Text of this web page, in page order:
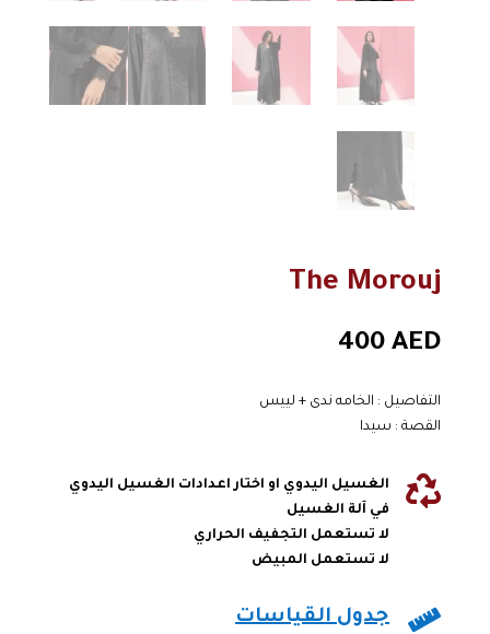
The Morouj
400AED
التفاصيل : الخامه ندى + لييس
القصة : سيدا

الغسيل اليدوي او اختار اعدادات الغسيل اليدوي
في آلة الغسيل
لا تستعمل التجفيف الحراري
لا تستعمل المبيض
 جدول القياسات